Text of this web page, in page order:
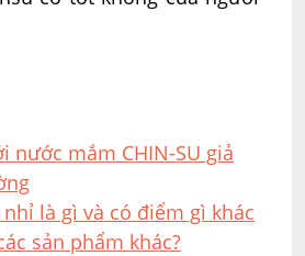
nước mắm CHIN-SU giả
là gì và có điểm gì khác
sản phẩm khác?